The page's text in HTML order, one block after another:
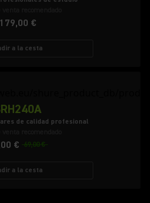
179,00 €
a la cesta
de calidad profesional
€ 69,00 €
a la cesta